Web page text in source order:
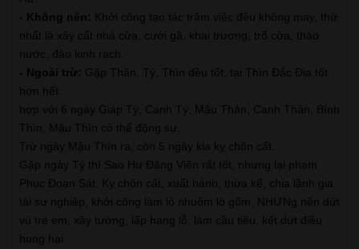
- Không nên: Khởi công tạo tác trăm việc đều không may, thứ
nhất là xây cất nhà cửa, cưới gã, khai trương, trổ cửa, tháo
nước, đào kinh rạch.
- Ngoài trừ: Gặp Thân, Tý, Thìn đều tốt, tại Thìn Đắc Địa tốt
hơn hết.
hợp với 6 ngày Giáp Tý, Canh Tý, Mậu Thân, Canh Thân, Bính
Thìn, Mậu Thìn có thể động sự.
Trừ ngày Mậu Thìn ra, còn 5 ngày kia kỵ chôn cất.
Gặp ngày Tý thì Sao Hư Đăng Viên rất tốt, nhưng lại phạm
Phục Đoạn Sát: Kỵ chôn cất, xuất hành, thừa kế, chia lãnh gia
tài sự nghiệp, khởi công làm lò nhuộm lò gốm, NHƯNg nên dứt
vú trẻ em, xây tường, lấp hang lỗ, làm cầu tiêu, kết dứt điều
hung hại.